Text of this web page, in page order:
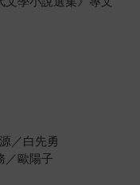
／白先勇
／歐陽子